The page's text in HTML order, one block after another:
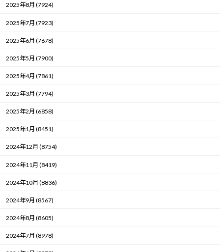
2025年8月 (7924)
2025年7月 (7923)
2025年6月 (7678)
2025年5月 (7900)
2025年4月 (7861)
2025年3月 (7794)
2025年2月 (6858)
2025年1月 (8451)
2024年12月 (8754)
2024年11月 (8419)
2024年10月 (8836)
2024年9月 (8567)
2024年8月 (8605)
2024年7月 (8978)